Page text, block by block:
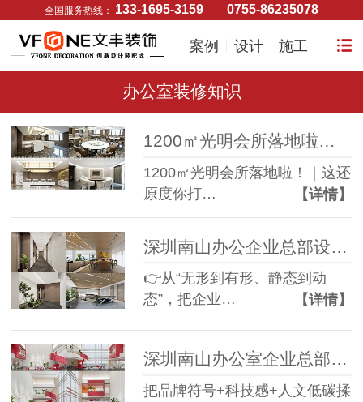
全国服务热线： 133-1695-3159 0755-86235078
案例 设计 施工
办公室装修知识
1200㎡光明会所落地啦！｜这还原度你打几分？
1200㎡光明会所落地啦！｜这还
原度你打…
【详情】
深圳南山办公企业总部设计优质案例
👉从“无形到有形、静态到动
态”，把企业…
【详情】
深圳南山办公室企业总部设计优质案例
把品牌符号+科技感+人文低碳揉